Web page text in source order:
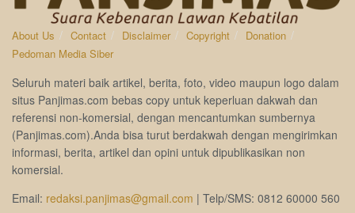
About Us Contact Disclaimer Copyright
Donation
Pedoman Media Siber
Seluruh materi baik artikel, berita, foto, video maupun logo dalam
situs Panjimas.com bebas copy untuk keperluan dakwah dan
referensi non-komersial, dengan mencantumkan sumbernya
(Panjimas.com).Anda bisa turut berdakwah dengan mengirimkan
informasi, berita, artikel dan opini untuk dipublikasikan non
komersial.
Email: redaksi.panjimas@gmail.com | Telp/SMS: 0812 60000 560